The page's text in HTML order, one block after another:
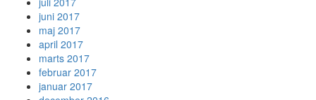
juni 2017
maj 2017
april 2017
marts 2017
februar 2017
januar 2017